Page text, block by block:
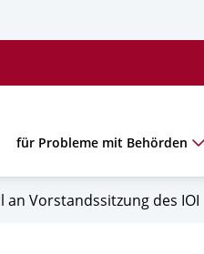
für Probleme mit Behörden
Vorstandssitzung des IOI